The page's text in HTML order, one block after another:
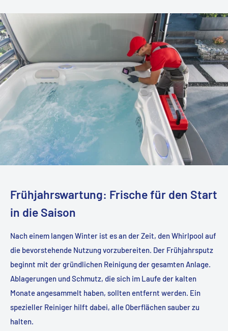
Frühjahrswartung: Frische für den Start
in die Saison
Nach einem langen Winter ist es an der Zeit, den Whirlpool auf
die bevorstehende Nutzung vorzubereiten. Der Frühjahrsputz
beginnt mit der gründlichen Reinigung der gesamten Anlage.
Ablagerungen und Schmutz, die sich im Laufe der kalten
Monate angesammelt haben, sollten entfernt werden. Ein
spezieller Reiniger hilft dabei, alle Oberflächen sauber zu
halten.